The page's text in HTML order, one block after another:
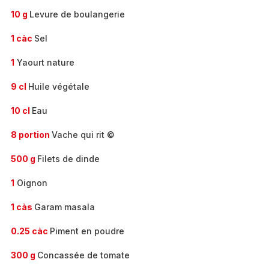
10 g Levure de boulangerie
1 càc Sel
1 Yaourt nature
9 cl Huile végétale
10 cl Eau
8 portion Vache qui rit ©
500 g Filets de dinde
1 Oignon
1 càs Garam masala
0.25 càc Piment en poudre
300 g Concassée de tomate